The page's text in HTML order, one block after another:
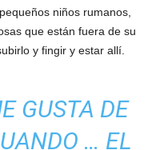
niños rumanos,
que están fuera de su
y fingir y estar allí.
GUSTA DE
… EL